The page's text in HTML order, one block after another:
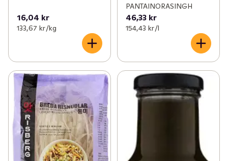
16,04 kr
133,67 kr /kg
PANTAINORASINGH
46,33 kr
154,43 kr /l